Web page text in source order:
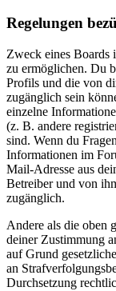
Regelungen
Zweck eines Boards
zu ermöglichen. Du
Profils und die von
zugänglich sein
einzelne
(z. B. andere
sind. Wenn du
Informationen im
Mail-Adresse aus
Betreiber und von
zugänglich.
Andere als die oben
deiner Zustimmung
auf Grund
an
Durchsetzung